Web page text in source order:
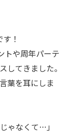
！
トや周年パーテ
してきました。
葉を耳にしま
ゃなくて…」